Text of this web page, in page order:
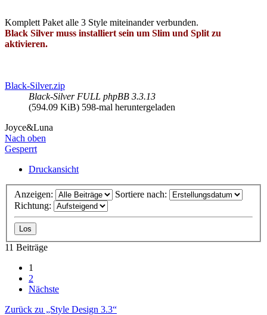
Komplett Paket alle 3 Style miteinander verbunden.
Black Silver muss installiert sein um Slim und Split zu
aktivieren.
Black-Silver.zip
Black-Silver FULL phpBB 3.3.13
(594.09 KiB) 598-mal heruntergeladen
Joyce&Luna
Nach oben
Gesperrt
Druckansicht
Anzeigen:
Sortiere nach:
Richtung:
11 Beiträge
1
2
Nächste
Zurück zu „Style Design 3.3“